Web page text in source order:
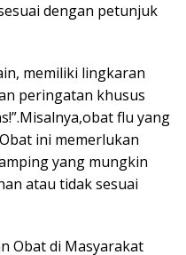
dengan petunjuk
memiliki lingkaran
peringatan khusus
flu yang
ini memerlukan
yang mungkin
atau tidak sesuai
Obat di Masyarakat